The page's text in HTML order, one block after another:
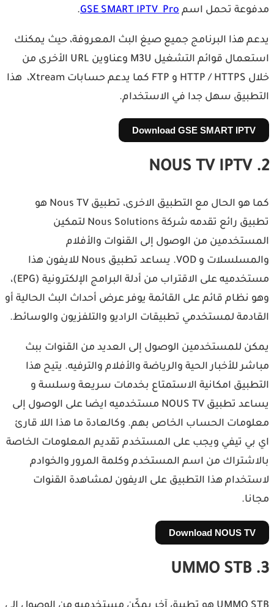
مدفوعة تحمل اسم GSE SMART IPTV Pro
.
يدعم هذا البرنامج جميع صيغ البث المعروفة، حيث يمكنك
استعمال قوائم التشغيل M3U وعناوين URL الأخرى من
خلال HTTP / HTTPS و FTP كما يدعم حسابات Xtream، هذا
التطبيق سهل جدا في الاستخدام.
Download GSE SMART IPTV
2. NOUS TV IPTV
كما هو الحال مع التطبيق الاخرى، تطبيق Nous TV هو
تطبيق رائع تقدمه شركة Nous Solutions لتمكين
المستخدمين من الوصول إلى القنوات والأفلام
والمسلسلات و VOD. يساعد تطبيق Nous للايفون هذا
مستخدميه على الاقتراب من أدلة البرامج الإلكترونية (EPG)،
وهو نظام قائم على القائمة يوفر عرض أحداث البث الحالية أو
القادمة لمستخدمي تطبيقات الراديو والتلفزيون والوسائط.
يمكن للمستخدمين الوصول إلى العديد من القنوات ببث
مباشر للأخبار الحية والرياضة والأفلام والترفيه. يتيح هذا
التطبيق امكانية الاستمتاع بخدمات سريعة وسلسة و
يساعد تطبيق NOUS TV مستخدميه ايضا على الوصول إلى
معلومات الحساب الخاص بهم. وكالعادة ما هذا اللا قارئ
اي بي تيفي ويجب على المستخدم تقديم المعلومات الخاصة
بالاشتراك من اسم المستخدم وكلمة المرور والخوادم
لاستخدام هذا التطبيق على الايفون لمشاهدة القنوات
مجانا.
Download NOUS TV
3. UMMO STB